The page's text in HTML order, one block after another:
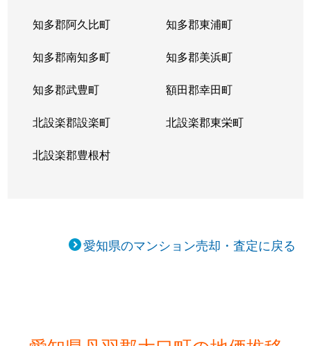
知多郡阿久比町 知多郡東浦町
知多郡南知多町 知多郡美浜町
知多郡武豊町 額田郡幸田町
北設楽郡設楽町 北設楽郡東栄町
北設楽郡豊根村
愛知県のマンション売却・査定に戻る